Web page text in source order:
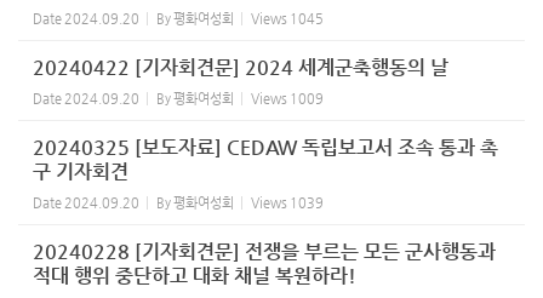
Date 2024.09.20 By평화여성회 Views 1045
20240422 [기자회견문] 2024 세계군축행동의 날
Date 2024.09.20 By평화여성회 Views 1009
20240325 [보도자료] CEDAW 독립보고서 조속 통과 촉
구 기자회견
Date 2024.09.20 By평화여성회 Views 1039
20240228 [기자회견문] 전쟁을 부르는 모든 군사행동과
적대 행위 중단하고 대화 채널 복원하라!